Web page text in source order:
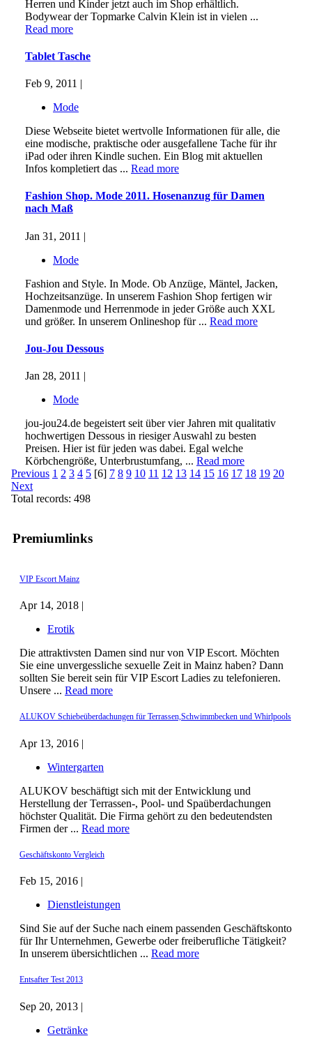
Premiumlinks
VIP Escort Mainz
Apr 14, 2018 |
Erotik
Die attraktivsten Damen sind nur von VIP Escort. Möchten
Sie eine unvergessliche sexuelle Zeit in Mainz haben? Dann
sollten Sie bereit sein für VIP Escort Ladies zu telefonieren.
Unsere ... Read more
ALUKOV Schiebeüberdachungen für Terrassen,Schwimmbecken und Whirlpools
Apr 13, 2016 |
Wintergarten
ALUKOV beschäftigt sich mit der Entwicklung und
Herstellung der Terrassen-, Pool- und Spaüberdachungen
höchster Qualität. Die Firma gehört zu den bedeutendsten
Firmen der ... Read more
Geschäftskonto Vergleich
Feb 15, 2016 |
Dienstleistungen
Sind Sie auf der Suche nach einem passenden Geschäftskonto
für Ihr Unternehmen, Gewerbe oder freiberufliche Tätigkeit?
In unserem übersichtlichen ... Read more
Entsafter Test 2013
Sep 20, 2013 |
Getränke
Herren und Kinder jetzt auch im Shop erhältlich.
Bodywear der Topmarke Calvin Klein ist in vielen ...
Read more
Tablet Tasche
Feb 9, 2011 |
Mode
Diese Webseite bietet wertvolle Informationen für alle, die
eine modische, praktische oder ausgefallene Tache für ihr
iPad oder ihren Kindle suchen. Ein Blog mit aktuellen
Infos kompletiert das ... Read more
Fashion Shop. Mode 2011. Hosenanzug für Damen
nach Maß
Jan 31, 2011 |
Mode
Fashion and Style. In Mode. Ob Anzüge, Mäntel, Jacken,
Hochzeitsanzüge. In unserem Fashion Shop fertigen wir
Damenmode und Herrenmode in jeder Größe auch XXL
und größer. In unserem Onlineshop für ... Read more
Jou-Jou Dessous
Jan 28, 2011 |
Mode
jou-jou24.de begeistert seit über vier Jahren mit qualitativ
hochwertigen Dessous in riesiger Auswahl zu besten
Preisen. Hier ist für jeden was dabei. Egal welche
Körbchengröße, Unterbrustumfang, ... Read more
Previous 1 2 3 4 5 [6] 7 8 9 10 11 12 13 14 15 16 17 18 19 20
Next
Total records: 498